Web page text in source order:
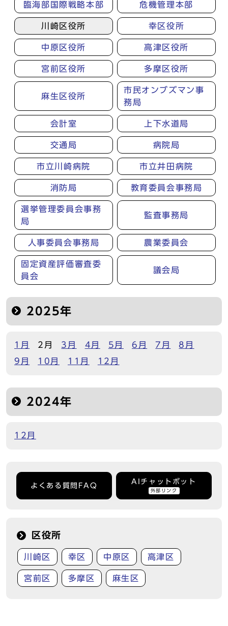
臨海部国際戦略本部 危機管理本部
川崎区役所 幸区役所
中原区役所 高津区役所
宮前区役所 多摩区役所
麻生区役所
市民オンブズマン事
務局
会計室 上下水道局
交通局 病院局
市立川崎病院 市立井田病院
消防局 教育委員会事務局
選挙管理委員会事務
局
監査事務局
人事委員会事務局 農業委員会
固定資産評価審査委
員会
議会局
2025年
1月 2月 3月 4月 5月 6月 7月
8月
9月
10月 11月 12月
2024年
12月
よくある質問FAQ
AIチャットボット
外部リンク
区役所
川崎区 幸区 中原区 高津区
宮前区 多摩区 麻生区